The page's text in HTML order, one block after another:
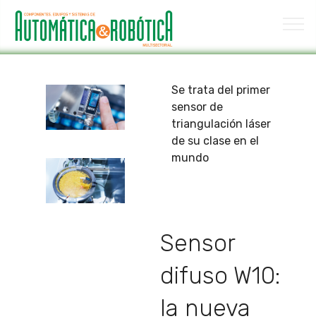
Se trata del primer
sensor de
triangulación láser
de su clase en el
mundo
Sensor
difuso W10:
la nueva